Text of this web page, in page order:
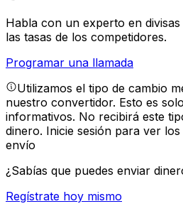
Habla con un experto en divisas
las tasas de los competidores.
Programar una llamada
Utilizamos el tipo de cambio
nuestro convertidor. Esto es
informativos. No recibirá este
dinero. Inicie sesión para ver
envío
¿Sabías que puedes enviar
Regístrate hoy mismo